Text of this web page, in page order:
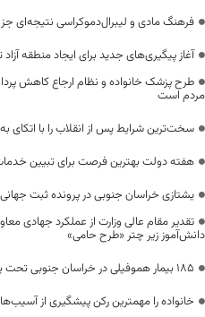
فرهنگ مادی و لیبرال‌دموکراسی نتیجه‌ای
آغاز پیگیری‌های جدید برای ایجاد منطقه
طرح پزشک خانواده و نظام ارجاع کاهش
مردم است
سخت‌ترین شرایط پس از انقلاب را با
هفته دولت بهترین فرصت برای تبیین
یشتازی خراسان جنوبی در پرونده ثبت
دانش‌آموز زیر چتر «طرح حامی»
۱۸۵ بیمار هموفیلی در خراسان جنوبی تحت پوشش خدمات بیمه سلامت قرار دارند
خانواده را مهمترین رکن پیشگیری از